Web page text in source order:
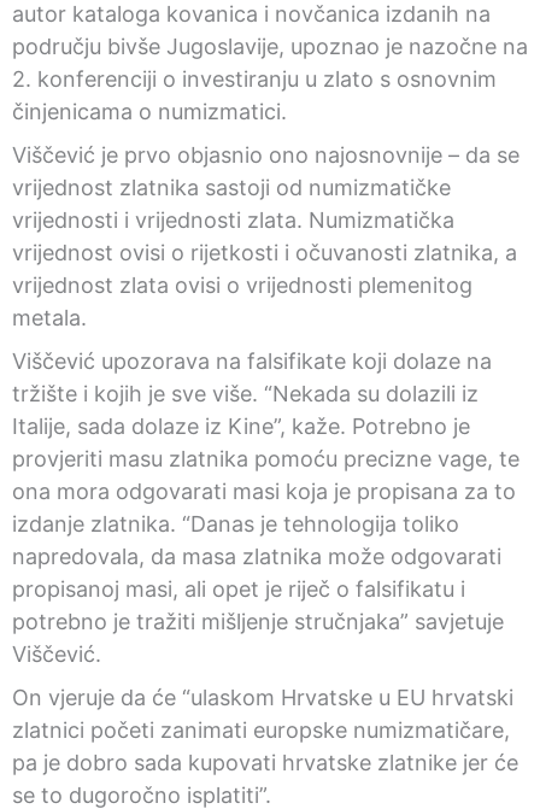
autor kataloga kovanica i novčanica izdanih na
području bivše Jugoslavije, upoznao je nazočne na
2. konferenciji o investiranju u zlato s osnovnim
činjenicama o numizmatici.
Viščević je prvo objasnio ono najosnovnije – da se
vrijednost zlatnika sastoji od numizmatičke
vrijednosti i vrijednosti zlata. Numizmatička
vrijednost ovisi o rijetkosti i očuvanosti zlatnika, a
vrijednost zlata ovisi o vrijednosti plemenitog
metala.
Viščević upozorava na falsifikate koji dolaze na
tržište i kojih je sve više. “Nekada su dolazili iz
Italije, sada dolaze iz Kine”, kaže. Potrebno je
provjeriti masu zlatnika pomoću precizne vage, te
ona mora odgovarati masi koja je propisana za to
izdanje zlatnika. “Danas je tehnologija toliko
napredovala, da masa zlatnika može odgovarati
propisanoj masi, ali opet je riječ o falsifikatu i
potrebno je tražiti mišljenje stručnjaka” savjetuje
Viščević.
On vjeruje da će “ulaskom Hrvatske u EU hrvatski
zlatnici početi zanimati europske numizmatičare,
pa je dobro sada kupovati hrvatske zlatnike jer će
se to dugoročno isplatiti”.